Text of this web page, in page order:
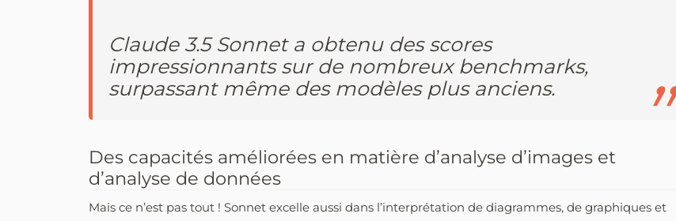
Claude 3.5 Sonnet a obtenu des scores
impressionnants sur de nombreux benchmarks,
surpassant même des modèles plus anciens.
Des capacités améliorées en matière d’analyse d’images et
d’analyse de données
Mais ce n’est pas tout ! Sonnet excelle aussi dans l’interprétation de diagrammes, de graphiques et